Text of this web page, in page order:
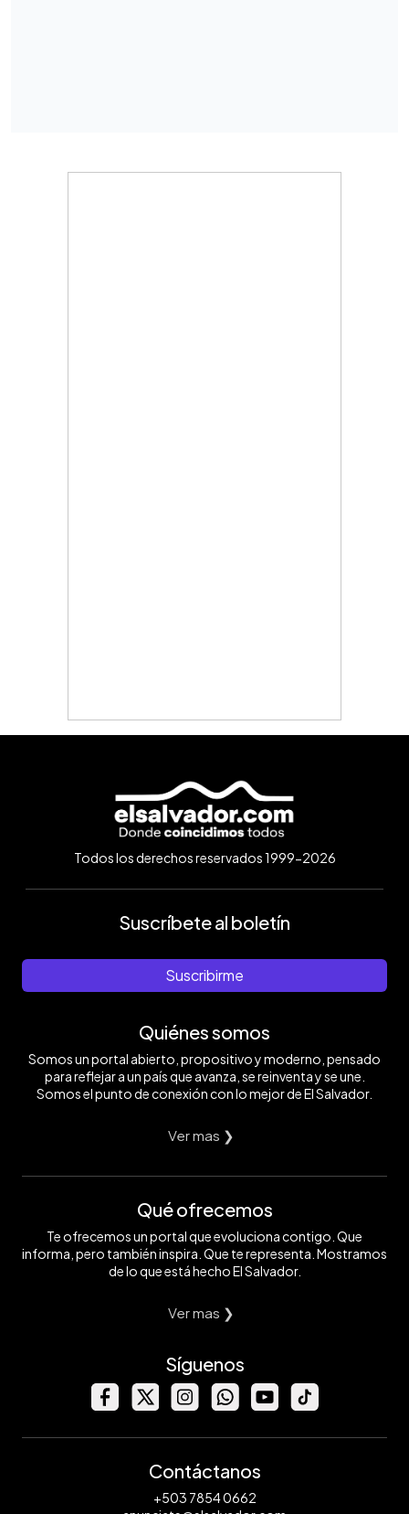
Todos los derechos reservados 1999-2026
Suscríbete al boletín
Suscribirme
Quiénes somos
Somos un portal abierto, propositivo y moderno, pensado
para reflejar a un país que avanza, se reinventa y se une.
Somos el punto de conexión con lo mejor de El Salvador.
Ver mas ❯
Qué ofrecemos
Te ofrecemos un portal que evoluciona contigo. Que
informa, pero también inspira. Que te representa. Mostramos
de lo que está hecho El Salvador.
Ver mas ❯
Síguenos
Contáctanos
+503 7854 0662